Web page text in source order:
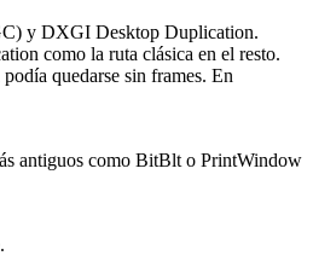
y DXGI Desktop Duplication.
como la ruta clásica en el resto.
quedarse sin frames. En
antiguos como BitBlt o PrintWindow